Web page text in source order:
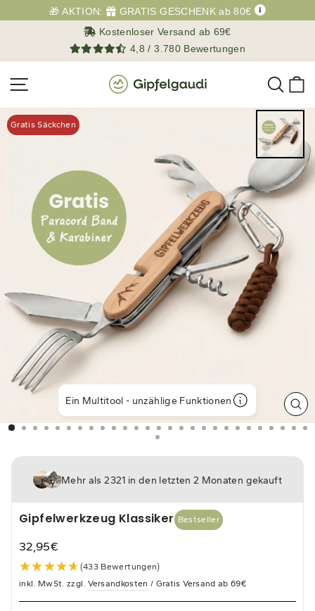
zum
🎁 AKTION:
GRATIS GESCHENK ab 80€
Kostenloser Versand ab 69€
4,8 / 3.780 Bewertungen
Seitennavigation
Gratis Säckchen
Ein Multitool - unzählige Funktionen
Mehr als 2321 in den letzten 2 Monaten gekauft
Gipfelwerkzeug Klassiker Bestseller
Normaler
Preis
32,95€
★★★★★
★★★★★ (433 Bewertungen)
inkl. MwSt. zzgl.Versandkosten / Gratis Versand ab 69€